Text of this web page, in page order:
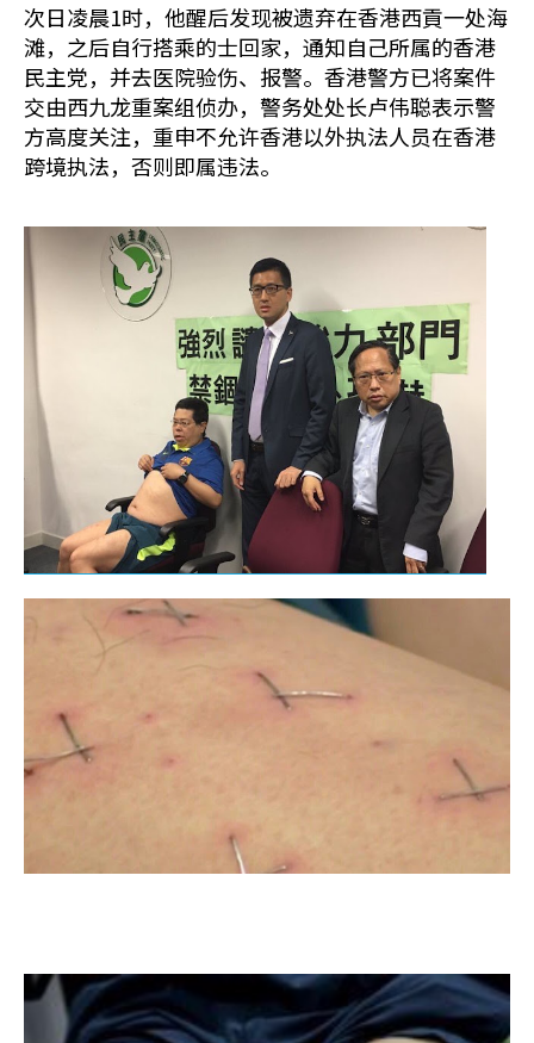
次日凌晨1时，他醒后发现被遗弃在香港西貢一处海
滩，之后自行搭乘的士回家，通知自己所属的香港
民主党，并去医院验伤、报警。香港警方已将案件
交由西九龙重案组侦办，警务处处长卢伟聪表示警
方高度关注，重申不允许香港以外执法人员在香港
跨境执法，否则即属违法。